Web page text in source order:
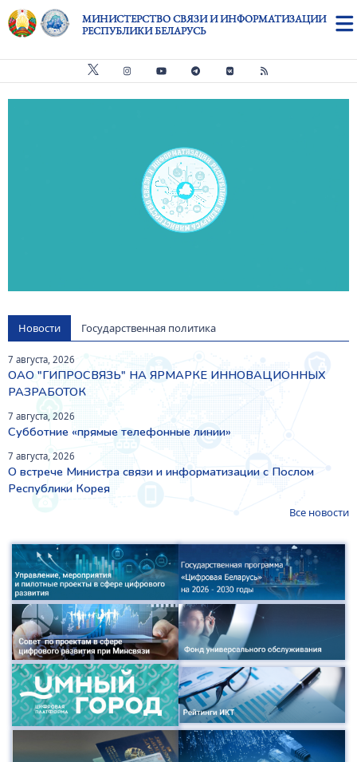
Перейти к основному содержанию
МИНИСТЕРСТВО СВЯЗИ И ИНФОРМАТИЗАЦИИ
РЕСПУБЛИКИ БЕЛАРУСЬ
Новости Государственная политика
7 августа, 2026
ОАО "ГИПРОСВЯЗЬ" НА ЯРМАРКЕ ИННОВАЦИОННЫХ
РАЗРАБОТОК
7 августа, 2026
Субботние «прямые телефонные линии»
7 августа, 2026
О встрече Министра связи и информатизации с Послом
Республики Корея
Все новости